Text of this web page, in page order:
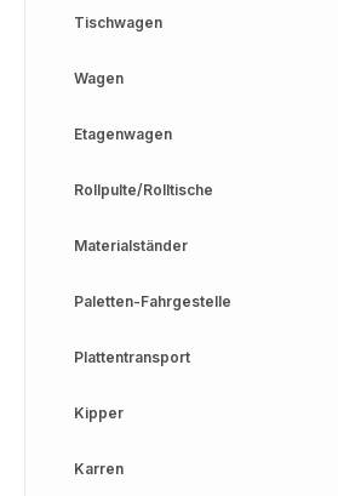
Tischwagen
Wagen
Etagenwagen
Rollpulte/Rolltische
Materialständer
Paletten-Fahrgestelle
Plattentransport
Kipper
Karren